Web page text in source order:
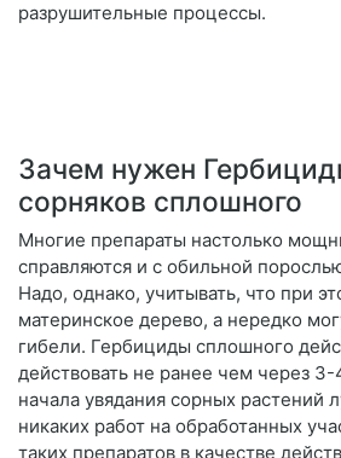
разрушительные процессы.
Зачем нужен
сорняков сплошного
Многие препараты настолько
справляются и с обильной
Надо, однако, учитывать, что при
материнское дерево, а нередко
гибели. Гербициды сплошного
действовать не ранее чем через 3-
начала увядания сорных растений
никаких работ на обработанных
таких препаратов в качестве